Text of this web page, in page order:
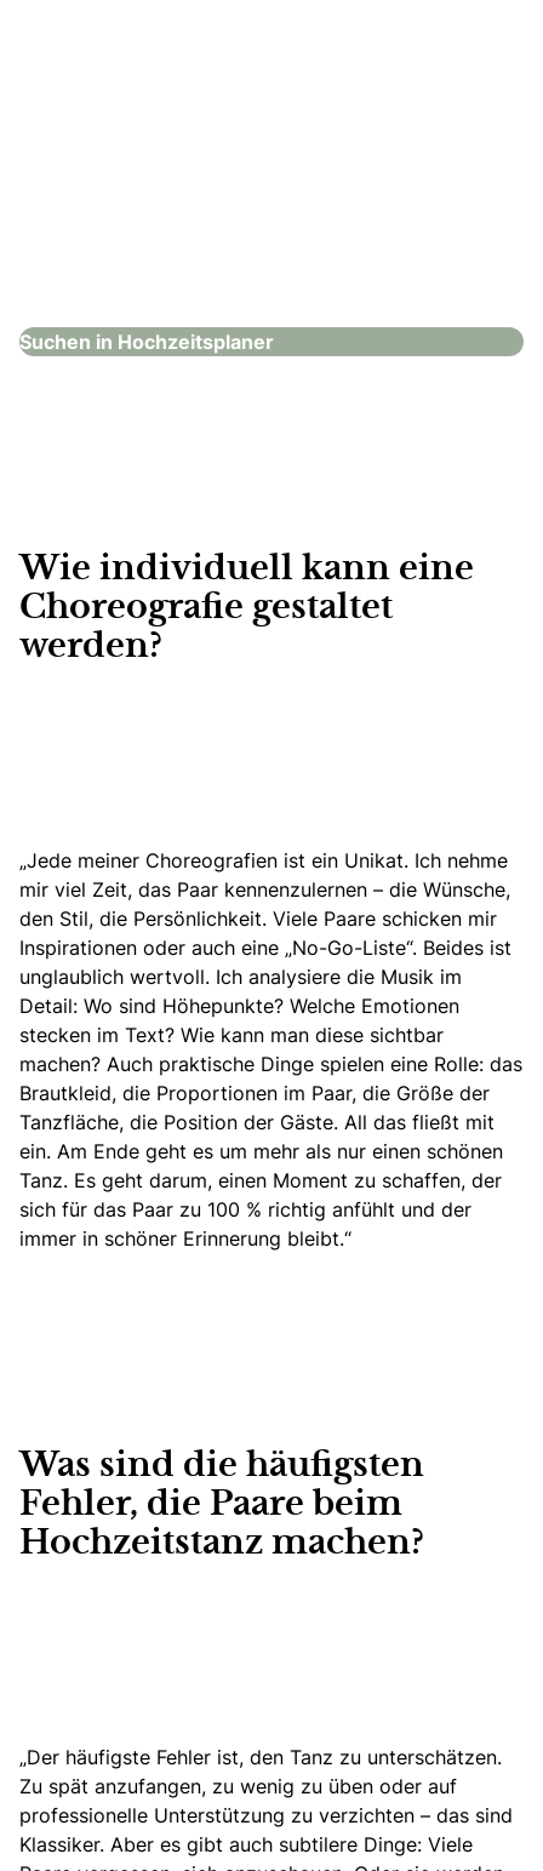
Suchen in Hochzeitsplaner
Wie individuell kann eine
Choreografie gestaltet
werden?
„Jede meiner Choreografien ist ein Unikat. Ich nehme
mir viel Zeit, das Paar kennenzulernen – die Wünsche,
den Stil, die Persönlichkeit. Viele Paare schicken mir
Inspirationen oder auch eine „No-Go-Liste“. Beides ist
unglaublich wertvoll. Ich analysiere die Musik im
Detail: Wo sind Höhepunkte? Welche Emotionen
stecken im Text? Wie kann man diese sichtbar
machen? Auch praktische Dinge spielen eine Rolle: das
Brautkleid, die Proportionen im Paar, die Größe der
Tanzfläche, die Position der Gäste. All das fließt mit
ein. Am Ende geht es um mehr als nur einen schönen
Tanz. Es geht darum, einen Moment zu schaffen, der
sich für das Paar zu 100 % richtig anfühlt und der
immer in schöner Erinnerung bleibt.“
Was sind die häufigsten
Fehler, die Paare beim
Hochzeitstanz machen?
„Der häufigste Fehler ist, den Tanz zu unterschätzen.
Zu spät anzufangen, zu wenig zu üben oder auf
professionelle Unterstützung zu verzichten – das sind
Klassiker. Aber es gibt auch subtilere Dinge: Viele